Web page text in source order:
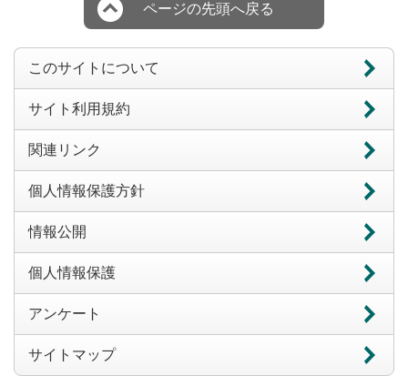
ページの先頭へ戻る
このサイトについて
サイト利用規約
関連リンク
個人情報保護方針
情報公開
個人情報保護
アンケート
サイトマップ